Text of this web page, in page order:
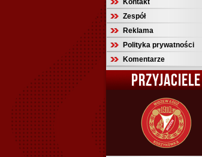
Kontakt
Zespół
Reklama
Polityka prywatności
Komentarze
PRZYJACIELE